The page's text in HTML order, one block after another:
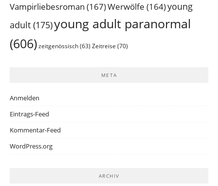
Vampirliebesroman (167)Werwölfe (164)young
adult (175)young adult paranormal
(606) zeitgenössisch (63) Zeitreise (70)
META
Anmelden
Eintrags-Feed
Kommentar-Feed
WordPress.org
ARCHIV